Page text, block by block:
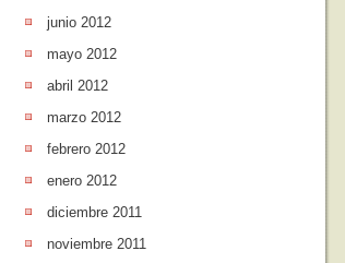
junio 2012
mayo 2012
abril 2012
marzo 2012
febrero 2012
enero 2012
diciembre 2011
noviembre 2011